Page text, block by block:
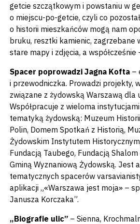
getcie szczątkowym i powstaniu w
o miejscu-po-getcie, czyli co
o historii mieszkańców mogą nam
bruku, resztki kamienic, zagrzebane
stare mapy i zdjęcia, a współcześnie
Spacer poprowadzi Jagna Kofta –
i przewodniczka. Prowadzi projekty,
związane z żydowską Warszawą dla
Współpracuje z wieloma
tematyką żydowską: Muzeum
Polin, Domem Spotkań z Historią,
Żydowskim Instytutem
Fundacją Taubego, Fundacją Shalom
Gminą Wyznaniową Żydowską. Jest
tematycznych spacerów
aplikacji „«Warszawa jest moja» –
Janusza Korczaka”.
„Biografie ulic” – Sienna,